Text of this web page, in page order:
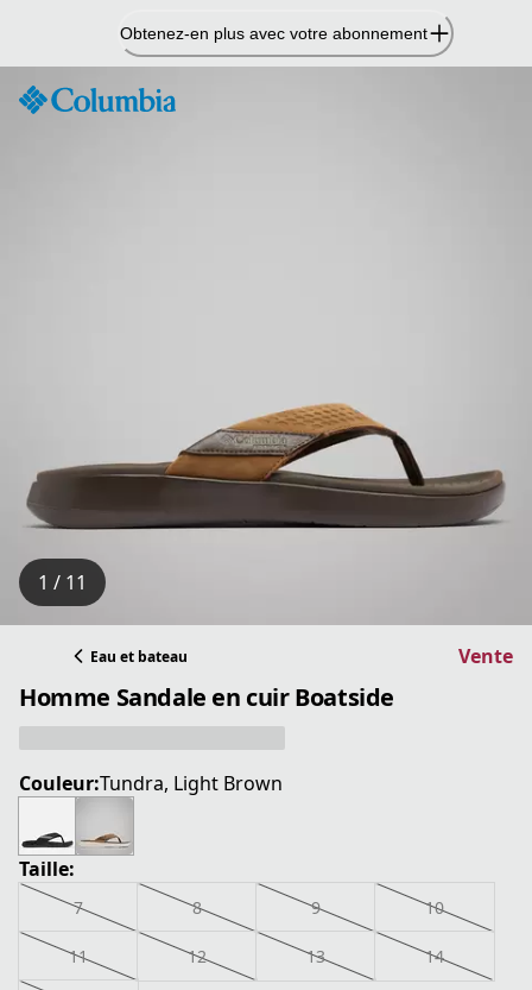
contenu
Obtenez-en plus avec votre abonnement
1 / 11
Eau et bateau Vente
Homme Sandale en cuir Boatside
Couleur:Tundra, Light Brown
Taille:
7 8 9 10
11 12 13 14